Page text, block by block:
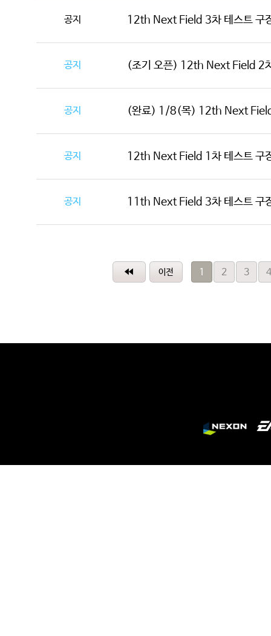
공지 12th Next Field 3차 테스트 구
공지 (조기 오픈) 12th Next Field 2
공지 (완료) 1/8(목) 12th Next Field
공지 12th Next Field 1차 테스트 구
공지 11th Next Field 3차 테스트 구
1 2 3 4